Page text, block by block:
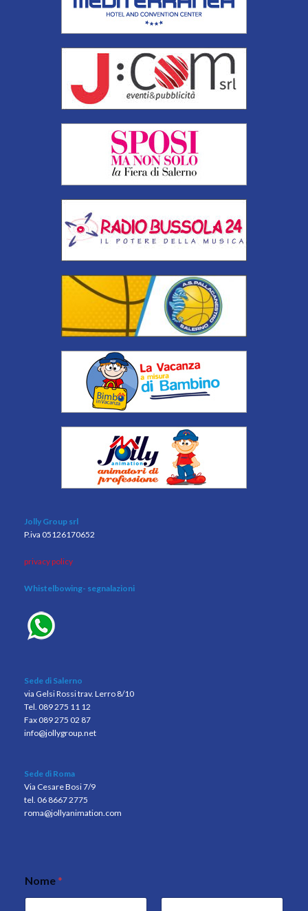
Jolly Group srl
P.iva 05126170652
privacy policy
Whistelbowing- segnalazioni
Sede di Salerno
via Gelsi Rossi trav. Lerro 8/10
Tel. 089 275 11 12
Fax 089 275 02 87
info@jollygroup.net
Sede di Roma
Via Cesare Bosi 7/9
tel. 06 8667 2775
roma@jollyanimation.com
Nome*